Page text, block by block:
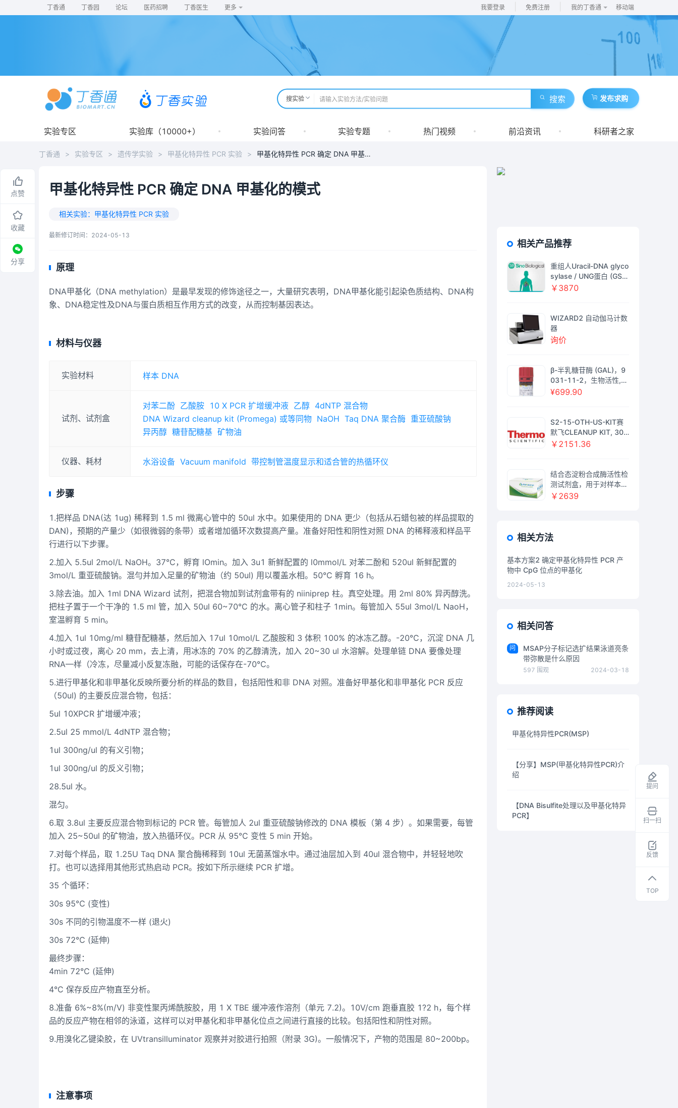
丁香通 丁香园 论坛 医药招聘 丁香医生 更多 我要登录 免费注册 我的丁香通 移动端
搜实验 搜索 发布求购
实验专区 实验库（10000+） 实验问答 实验专题 热门视频 前沿资讯 科研者之家
丁香通 > 实验专区 > 遗传学实验 > 甲基化特异性 PCR 实验 > 甲基化特异性 PCR 确定 DNA 甲基化的模式
点赞
收藏
分享
甲基化特异性 PCR 确定 DNA 甲基化的模式
相关实验： 甲基化特异性 PCR 实验
最新修订时间： 2024-05-13
原理
DNA甲基化（DNA methylation）是最早发现的修饰途径之一，大量研究表明，DNA甲基化能引起染色质结构、DNA构
象、DNA稳定性及DNA与蛋白质相互作用方式的改变，从而控制基因表达。
材料与仪器
实验材料 样本 DNA
试剂、试剂盒
对苯二酚 乙酸胺 10 X PCR 扩增缓冲液 乙醇 4dNTP 混合物
DNA Wizard cleanup kit (Promega) 或等同物 NaOH Taq DNA 聚合酶 重亚硫酸钠
异丙醇 糖苷配糖基 矿物油
仪器、耗材 水浴设备 Vacuum manifold 带控制管温度显示和适合管的热循环仪
步骤
1.把样品 DNA(达 1ug) 稀释到 1.5 ml 微离心管中的 50ul 水中。如果使用的 DNA 更少（包括从石蜡包被的样品提取的
DAN)，预期的产量少（如很微弱的条带）或者增加循环次数提高产量。准备好阳性和阴性对照 DNA 的稀释液和样品平
行进行以下步骤。
2.加入 5.5ul 2mol/L NaOH。37°C，孵育 lOmin。加入 3u1 新鲜配置的 l0mmol/L 对苯二酚和 520ul 新鲜配置的
3mol/L 重亚硫酸钠。混勻并加入足量的矿物油（约 50ul) 用以覆盖水相。50°C 孵育 16 h。
3.除去油。加入 1ml DNA Wizard 试剂，把混合物加到试剂盒带有的 niiniprep 柱。真空处理。用 2ml 80% 异丙醇洗。
把柱子置于一个干净的 1.5 ml 管，加入 50ul 60~70°C 的水。离心管子和柱子 1min。每管加入 55ul 3mol/L NaoH，
室温孵育 5 min。
4.加入 1ul 10mg/ml 糖苷配糖基，然后加入 17ul 10mol/L 乙酸胺和 3 体积 100% 的冰冻乙醇。-20°C，沉淀 DNA 几
小时或过夜，离心 20 mm，去上清，用冰冻的 70% 的乙醇清洗，加入 20~30 ul 水溶解。处理单链 DNA 要像处理
RNA—样（冷冻，尽量减小反复冻融，可能的话保存在-70℃。
5.进行甲基化和非甲基化反映所要分析的样品的数目，包括阳性和非 DNA 对照。准备好甲基化和非甲基化 PCR 反应
（50ul) 的主要反应混合物，包括：
5ul 10XPCR 扩增缓冲液；
2.5ul 25 mmol/L 4dNTP 混合物；
1ul 300ng/ul 的有义引物；
1ul 300ng/ul 的反义引物；
28.5ul 水。
混匀。
6.取 3.8ul 主要反应混合物到标记的 PCR 管。每管加人 2ul 重亚硫酸钠修改的 DNA 模板（第 4 步）。如果需要，每管
加入 25~50ul 的矿物油，放入热循环仪。PCR 从 95°C 变性 5 min 开始。
7.对每个样品，取 1.25U Taq DNA 聚合酶稀释到 10ul 无菌蒸馏水中。通过油层加入到 40ul 混合物中，并轻轻地吹
打。也可以选择用其他形式热启动 PCR。按如下所示继续 PCR 扩增。
35 个循环：
30s 95℃ (变性)
30s 不同的引物温度不一样 (退火)
30s 72℃ (延伸)
最终步骤：
4min 72℃ (延伸)
4°C 保存反应产物直至分析。
8.准备 6%~8%(m/V) 非变性聚丙烯酰胺胶，用 1 X TBE 缓冲液作溶剂（单元 7.2)。10V/cm 跑垂直胶 1?2 h，每个样
品的反应产物在相邻的泳道，这样可以对甲基化和非甲基化位点之间进行直接的比较。包括阳性和阴性对照。
9.用溴化乙键染胶，在 UVtransilluminator 观察并对胶进行拍照（附录 3G)。一般情况下，产物的范围是 80~200bp。
注意事项
相关产品推荐
重组人Uracil-DNA glyco
sylase / UNG蛋白 (GST
标签), 生物素标记
￥3870
WIZARD2 自动伽马计数
器
询价
β-半乳糖苷酶 (GAL)，9
031-11-2，生物活性,
重组, ActiBioPure™, 高
U/mg enzyme powder;
≥400 U/mg protein；ex
pressed in E.coli，阿拉
¥699.90
S2-15-OTH-US-KIT赛
默飞CLEANUP KIT, 300
MG PSA, 150MG GCB,
50/PK Thermo
￥2151.36
结合态淀粉合成酶活性检
测试剂盒，用于对样本中
GBSS活性检测，GBSS
￥2639
相关方法
基本方案2 确定甲基化特异性 PCR 产
物中 CpG 位点的甲基化
2024-05-13
相关问答
问
MSAP分子标记选扩结果泳道亮条
带弥散是什么原因
597 围观 2024-03-18
推荐阅读
甲基化特异性PCR(MSP)
【分享】MSP(甲基化特异性PCR)介
绍
【DNA Bisulfite处理以及甲基化特异
PCR】
提问
扫一扫
取
干
资
料
反馈
TOP